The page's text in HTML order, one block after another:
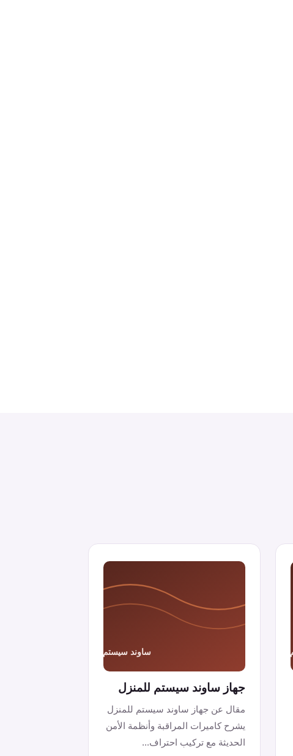
جهاز ساوند سيستم للمنزل
مقال عن جهاز ساوند سيستم للمنزل
يشرح كاميرات المراقبة وأنظمة الأمن
الحديثة مع تركيب احتراف...